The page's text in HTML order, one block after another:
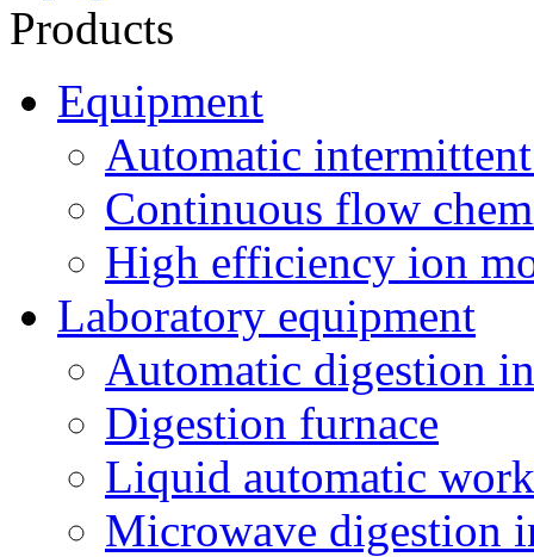
Products
Equipment
Automatic
Continuous flow
High efficiency ion
Laboratory equipment
Automatic digestion
Digestion furnace
Liquid automatic
Microwave digestion